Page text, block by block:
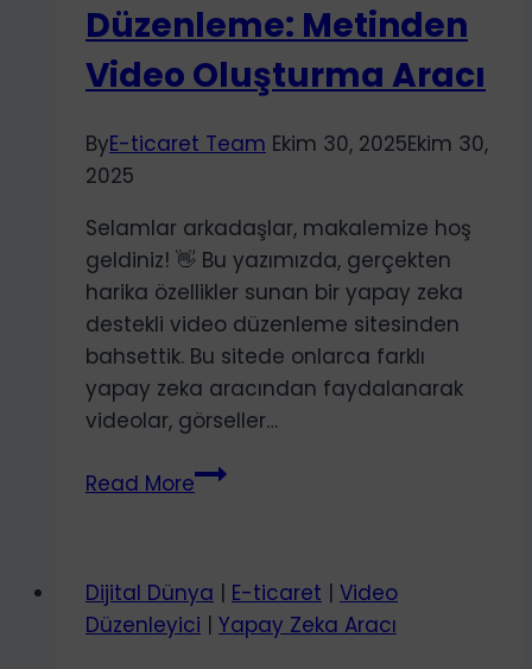
Düzenleme: Metinden
Video Oluşturma Aracı
ByE-ticaret Team Ekim 30, 2025Ekim 30,
2025
Selamlar arkadaşlar, makalemize hoş
geldiniz! 👋 Bu yazımızda, gerçekten
harika özellikler sunan bir yapay zeka
destekli video düzenleme sitesinden
bahsettik. Bu sitede onlarca farklı
yapay zeka aracından faydalanarak
videolar, görseller…
Read MoreYapay
Oluşturma
ve
Dijital Dünya | E-ticaret | Video
Düzenleyici | Yapay Zeka Aracı